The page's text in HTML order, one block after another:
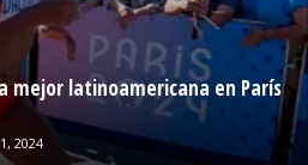
mejor latinoamericana en París
2024